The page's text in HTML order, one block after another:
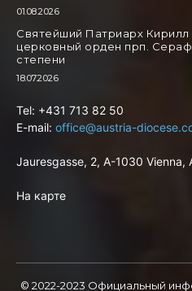
01.08.2026
Святейший Патриарх
церковный орден прп.
степени
18.07.2026
Tel: +431 713 82 50
E-mail: office@austria-
Jauresgasse, 2, A-1030 Vienna,
На карте
© 2022-2023 Официальный